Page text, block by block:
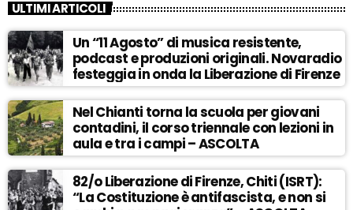
ULTIMI ARTICOLI
Un “11 Agosto” di musica resistente,
podcast e produzioni originali. Novaradio
festeggia in onda la Liberazione di Firenze
Nel Chianti torna la scuola per giovani
contadini, il corso triennale con lezioni in
aula e tra i campi – ASCOLTA
82/o Liberazione di Firenze, Chiti (ISRT):
“La Costituzione è antifascista, e non si